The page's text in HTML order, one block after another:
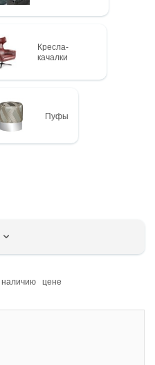
Кресла-
качалки
Пуфы
наличию цене